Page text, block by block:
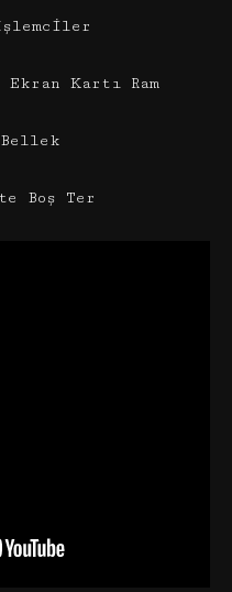
Kartı Ram
Bellek
Boş Ter